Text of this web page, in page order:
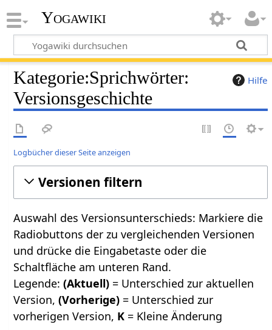
Yogawiki
Hilfe
Kategorie:Sprichwörter:
Versionsgeschichte
Logbücher dieser Seite anzeigen
Versionen filtern
Auswahl des Versionsunterschieds: Markiere die
Radiobuttons der zu vergleichenden Versionen
und drücke die Eingabetaste oder die
Schaltfläche am unteren Rand.
Legende:(Aktuell) = Unterschied zur aktuellen
Version,(Vorherige) = Unterschied zur
vorherigen Version, K = Kleine Änderung